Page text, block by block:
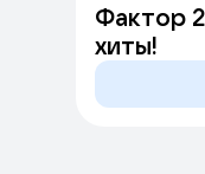
Фактор
хиты!